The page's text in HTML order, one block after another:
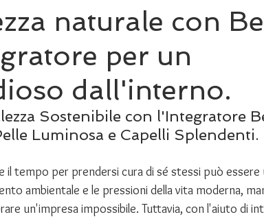
naturale con
per un
dall'interno.
Sostenibile con l'Integratore
Luminosa e Capelli Splendenti.
tempo per prendersi cura di sé stessi può essere
ambientale e le pressioni della vita moderna,
un'impresa impossibile. Tuttavia, con l'aiuto di